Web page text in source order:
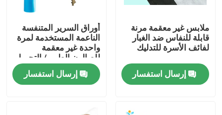
مسكن
ملابس غير معقمة مرنة
قابلة للنفاس ضد الغبار
لفائف الأسرة للتدليك
إرسال استفسار
أوراق السرير المتنفسة
الناعمة المستخدمة لمرة
واحدة غير معقمة
للصالون الطبي / التجميل
إرسال استفسار